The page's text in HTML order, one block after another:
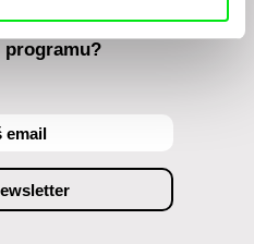
informováni o našem